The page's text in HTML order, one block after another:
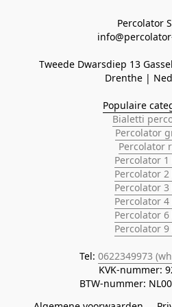
Percolator
Tweede Dwarsdiep 13
Populaire
Bialetti
Percolator
Percolator
Percolator 1
Percolator 2
Percolator 3
Percolator 4
Percolator 6
Percolator 9
Tel: 0622349973
KVK-nummer:
BTW-nummer: